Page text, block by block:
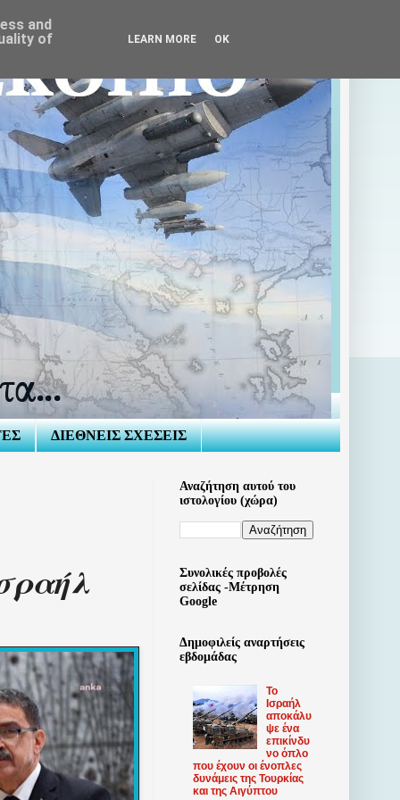
ΔΙΕΘΝΕΙΣ ΣΧΕΣΕΙΣ
Αναζήτηση αυτού του
ιστολογίου (χώρα)
Συνολικές προβολές
σελίδας -Μέτρηση
Google
Δημοφιλείς αναρτήσεις
εβδομάδας
Το
Ισραήλ
αποκάλυ
ψε ένα
επικίνδυ
νο όπλο
που έχουν οι ένοπλες
δυνάμεις της Τουρκίας
και της Αιγύπτου
and
of
LEARN MORE OK